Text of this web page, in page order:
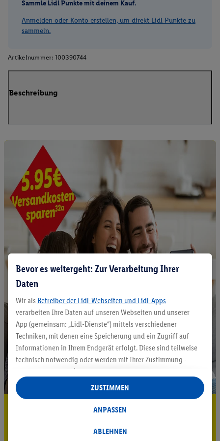
Sammle Lidl Punkte mit deinem Kauf.
Anmelden oder Konto erstellen, um direkt Lidl Punkte zu
sammeln.
Artikelnummer: 100390744
Beschreibung
5.95 € Versand sparen³²ᵃ
Bevor es weitergeht: Zur Verarbeitung Ihrer
Daten
Wir als Betreiber der Lidl-Webseiten und Lidl-Apps
verarbeiten Ihre Daten auf unseren Webseiten und unserer
App (gemeinsam: „Lidl-Dienste“) mittels verschiedener
Techniken, mit denen eine Speicherung und ein Zugriff auf
Informationen in Ihrem Endgerät erfolgt. Diese sind teilweise
technisch notwendig oder werden mit Ihrer Zustimmung -
auch durch Partner (u.a.
Verantwortliche; im Zusammenhang mit dem IAB TCF
insgesamt
Statistik-Erstellung oder für personalisierte Werbung
Datenverarbeitungen für personalisierte Werbung werden
ABLEHNEN
ANPASSEN
ZUSTIMMEN